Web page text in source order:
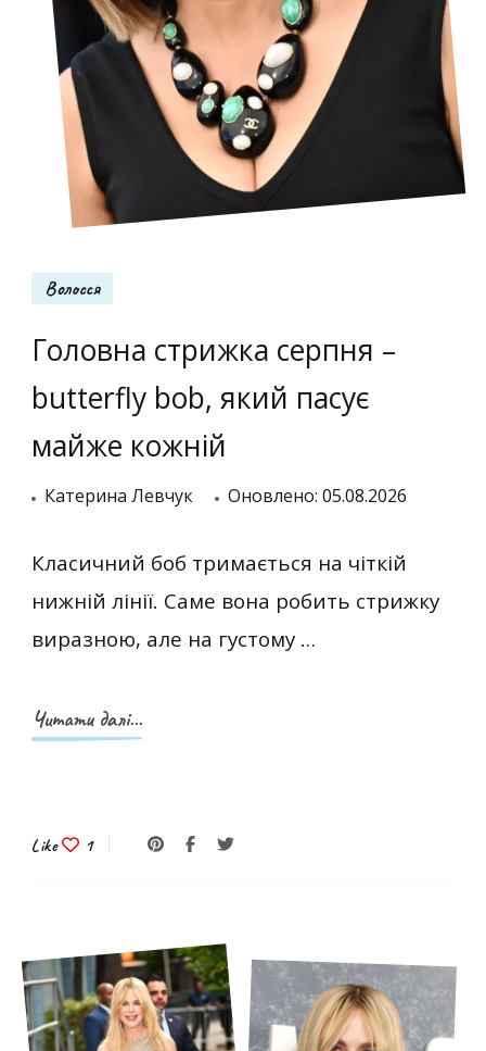
Волосся
Головна стрижка серпня –
butterfly bob, який пасує
майже кожній
Катерина Левчук Оновлено: 05.08.2026
Класичний боб тримається на чіткій
нижній лінії. Саме вона робить стрижку
виразною, але на густому …
Читати далі...
Like 1